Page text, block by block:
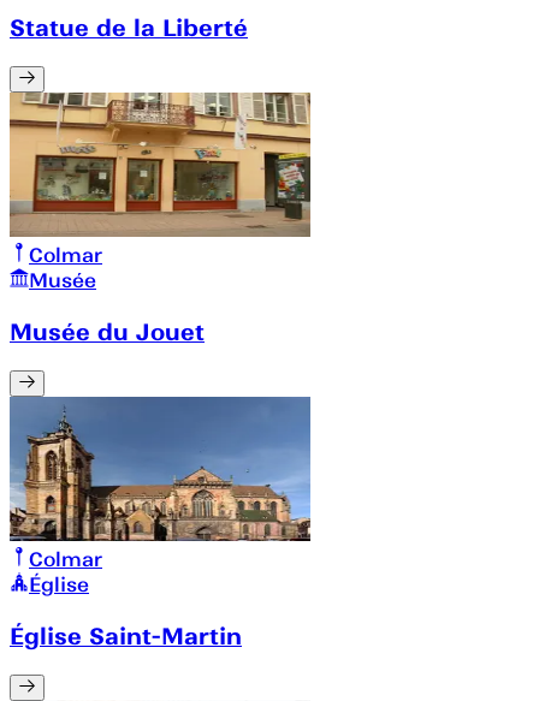
Statue de la Liberté
Colmar
Musée
Musée du Jouet
Colmar
Église
Église Saint-Martin